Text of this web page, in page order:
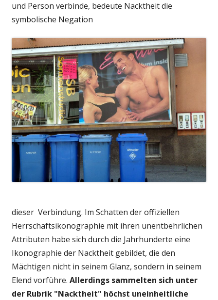
und Person verbinde, bedeute Nacktheit die
symbolische Negation
dieser Verbindung. Im Schatten der offiziellen
Herrschaftsikonographie mit ihren unentbehrlichen
Attributen habe sich durch die Jahrhunderte eine
Ikonographie der Nacktheit gebildet, die den
Mächtigen nicht in seinem Glanz, sondern in seinem
Elend vorführe. Allerdings sammelten sich unter
der Rubrik "Nacktheit" höchst uneinheitliche